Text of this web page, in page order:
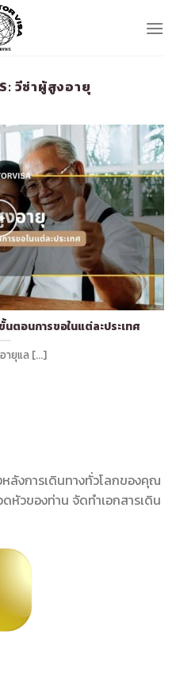
วีซ่าผู้สูงอายุ
นตอนการขอในแต่ละประเทศ
ายุแล [...]
ลังการเดินทางทั่วโลกของคุณ
ดหัวของท่าน จัดทำเอกสารเดิน